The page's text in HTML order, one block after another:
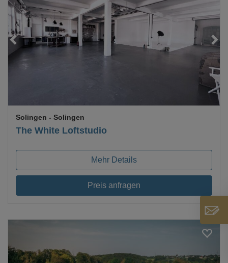
Loading...
The White Loftstudio
Solingen - Solingen
Mehr Details
Preis anfragen